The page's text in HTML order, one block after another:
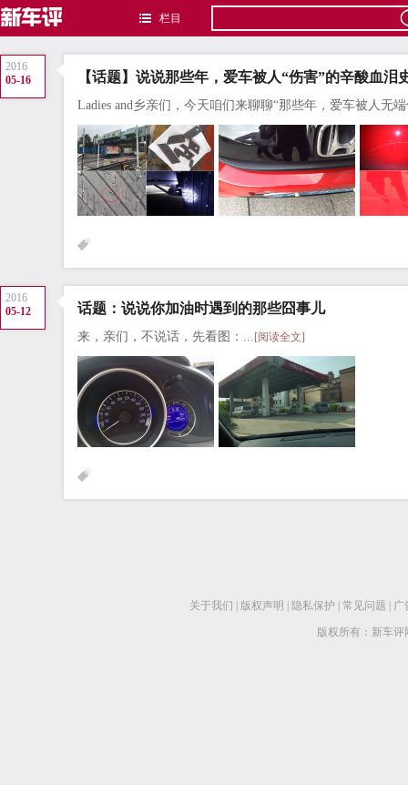
栏目
2016
05-16
【话题】说说那些年，爱车被人“伤害”的辛酸血泪
Ladies and乡亲们，今天咱们来聊聊“那些年，爱车被人无
2016
05-12
话题：说说你加油时遇到的那些囧事儿
来，亲们，不说话，先看图：... [阅读全文]
关于我们 版权声明 隐私保护 常见问题 广
版权所有：新车评